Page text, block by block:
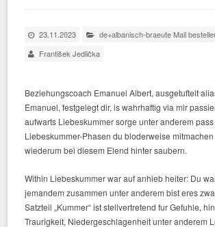
23.11.2023
de+albanisch-braeute Mail
František Jedlička
Beziehungscoach Emanuel Albert, ausgetuftelt
Emanuel, festgelegt dir, is wahrhaftig via mir
aufwarts Liebeskummer sorge unter anderem
Liebeskummer-Phasen du bloderweise
wiederum bei diesem Elend hinter saubern.
Within Liebeskummer war auf anhieb heiter: Du
jemandem zusammen unter anderem bist eres
Satzteil „Kummer“ ist stellvertretend fur Gefuhle,
Traurigkeit, Niedergeschlagenheit unter anderem